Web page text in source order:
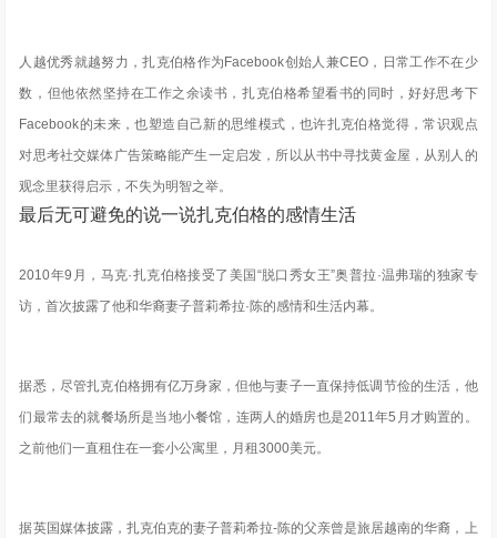
人越优秀就越努力，扎克伯格作为Facebook创始人兼CEO， 日常工作不在少
数，但他依然坚持在工作之余读书 ，扎克伯格希望看书的同时，好好思考下
Facebook的未来，也塑造自己新的思维模式，也许扎克伯格觉得，常识观点
对思考社交媒体广告策略能产生一定启发，所以从书中寻找黄金屋，从别人的
观念里获得启示，不失为明智之举。
最后无可避免的说一说扎克伯格的感情生活
2010年9月，马克·扎克伯格接受了美国“脱口秀女王”奥普拉·温弗瑞的独家专
访，首次披露了他和华裔妻子普莉希拉·陈的感情和生活内幕。
据悉，尽管扎克伯格拥有亿万身家，但他与妻子一直保持低调节俭的生活，他
们最常去的就餐场所是当地小餐馆，连两人的婚房也是2011年5月才购置的。
之前他们一直租住在一套小公寓里，月租3000美元。
据英国媒体披露，扎克伯克的妻子普莉希拉-陈的父亲曾是旅居越南的华裔，上